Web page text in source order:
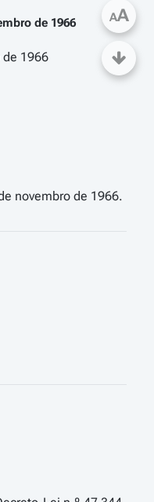
de 1966
de 1966
AA